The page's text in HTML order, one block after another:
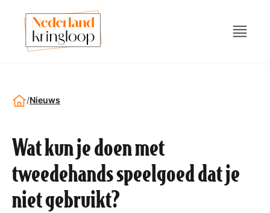
/Nieuws
Wat kun je doen met
tweedehands speelgoed dat je
niet gebruikt?